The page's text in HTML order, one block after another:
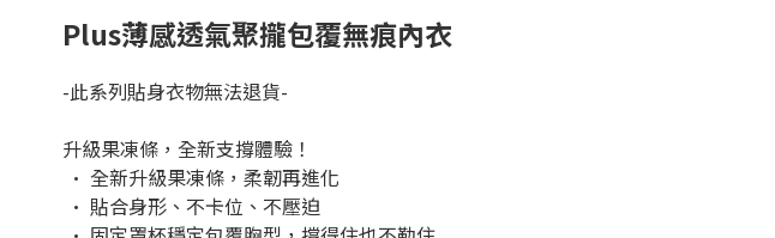
Plus薄感透氣聚攏包覆無痕內衣
-此系列貼身衣物無法退貨-
升級果凍條，全新支撐體驗！
· 全新升級果凍條，柔韌再進化
· 貼合身形、不卡位、不壓迫